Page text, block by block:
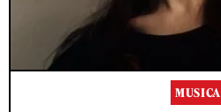
MUSICA